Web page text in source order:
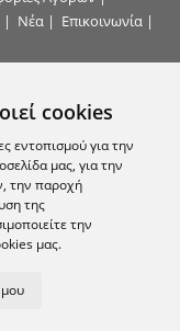
cookies
εντοπισμού για την
μας, για την
την παροχή
της
την
μας.
| Νέα| Επικοινωνία|